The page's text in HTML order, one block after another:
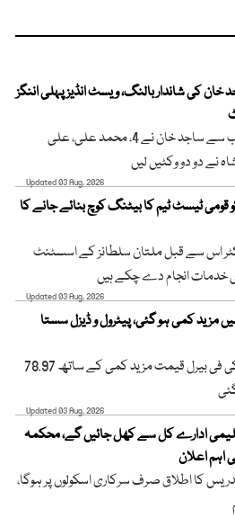
خان کی شاندار بالنگ، ویسٹ انڈیز پہلی اننگز
پاکستان کی جانب سے ساجد خان نے 4، محمد علی، علی
نے دو دو وکٹیں لیں
Updated 03 Aug, 2026
ٹیسٹ ٹیم کا بیٹنگ کوچ بنائے جانے کا
اس سے قبل ملتان سلطانز کے اسسٹنٹ
خدمات انجام دے چکے ہیں
Updated 03 Aug, 2026
مزید کمی ہو گئی، پیٹرول و ڈیزل سستا
امریکی خام تیل کی فی بیرل قیمت مزید کمی کے ساتھ 78.97
Updated 03 Aug, 2026
ادارے کل سے کھل جائیں گے، محکمہ
اہم اعلان
6 روز تدریس کا اطلاق صرف سرکاری اسکولوں پر ہوگا،